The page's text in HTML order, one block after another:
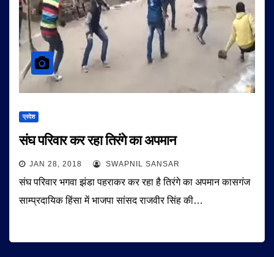
प्रदेश
संघ परिवार कर रहा तिरंगे का अपमान
JAN 28, 2018 SWAPNIL SANSAR
संघ परिवार भगवा झंडा पहराकर कर रहा है तिरंगे का अपमान कासगंज
साम्प्रदायिक हिंसा में भाजपा सांसद राजवीर सिंह की…